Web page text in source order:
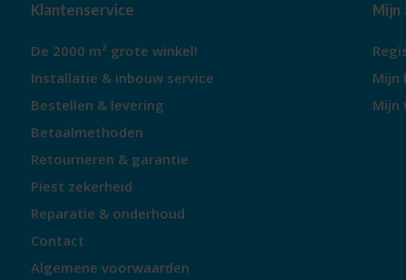
Klantenservice
De 2000 m² grote winkel!
Installatie & inbouw service
Bestellen & levering
Betaalmethoden
Retourneren & garantie
Piest zekerheid
Reparatie & onderhoud
Contact
Algemene voorwaarden
Mijn
Mijn
Mijn